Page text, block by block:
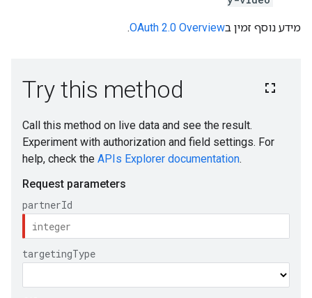
מידע נוסף זמין בOAuth 2.0 Overview
.